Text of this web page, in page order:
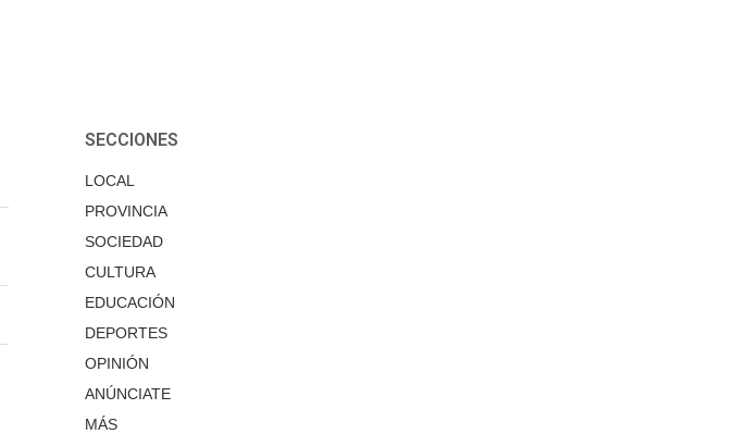
SECCIONES
LOCAL
PROVINCIA
SOCIEDAD
CULTURA
EDUCACIÓN
DEPORTES
OPINIÓN
ANÚNCIATE
MÁS